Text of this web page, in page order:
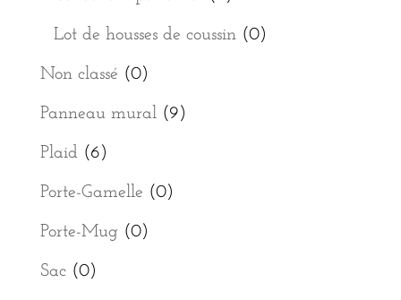
Lot de housses de coussin (0)
Non classé (0)
Panneau mural (9)
Plaid (6)
Porte-Gamelle (0)
Porte-Mug (0)
Sac (0)